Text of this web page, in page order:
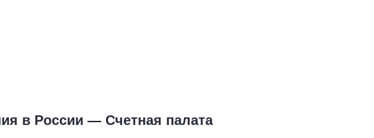
в России — Счетная палата